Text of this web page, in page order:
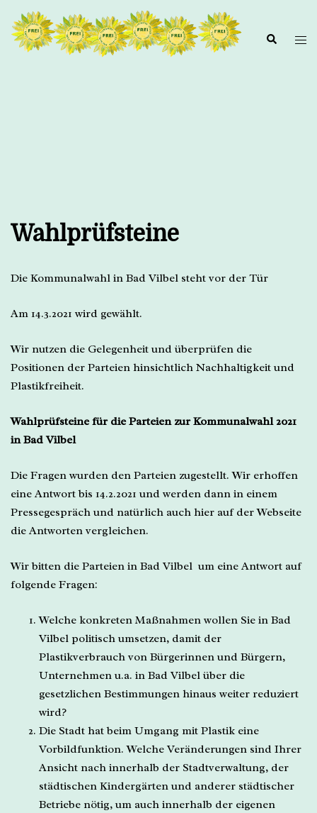
Inhalt
springen
Wahlprüfsteine
Die Kommunalwahl in Bad Vilbel steht vor der Tür
Am 14.3.2021 wird gewählt.
Wir nutzen die Gelegenheit und überprüfen die
Positionen der Parteien hinsichtlich Nachhaltigkeit und
Plastikfreiheit.
Wahlprüfsteine für die Parteien zur Kommunalwahl 2021
in Bad Vilbel
Die Fragen wurden den Parteien zugestellt. Wir erhoffen
eine Antwort bis 14.2.2021 und werden dann in einem
Pressegespräch und natürlich auch hier auf der Webseite
die Antworten vergleichen.
Wir bitten die Parteien in Bad Vilbel um eine Antwort auf
folgende Fragen:
Welche konkreten Maßnahmen wollen Sie in Bad
Vilbel politisch umsetzen, damit der
Plastikverbrauch von Bürgerinnen und Bürgern,
Unternehmen u.a. in Bad Vilbel über die
gesetzlichen Bestimmungen hinaus weiter reduziert
wird?
Die Stadt hat beim Umgang mit Plastik eine
Vorbildfunktion. Welche Veränderungen sind Ihrer
Ansicht nach innerhalb der Stadtverwaltung, der
städtischen Kindergärten und anderer städtischer
Betriebe nötig, um auch innerhalb der eigenen